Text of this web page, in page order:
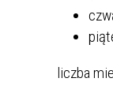
liczba